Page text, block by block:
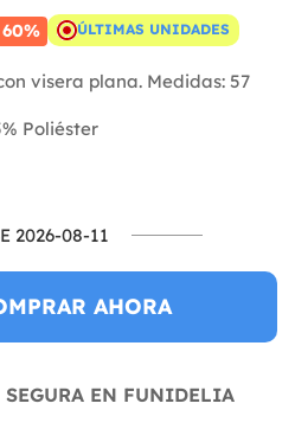
60% ÚLTIMAS UNIDADES
visera plana. Medidas: 57
Poliéster
2026-08-11
AHORA
SEGURA EN FUNIDELIA